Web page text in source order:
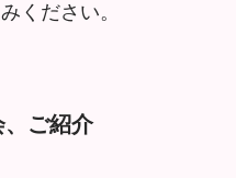
ください。
、ご紹介